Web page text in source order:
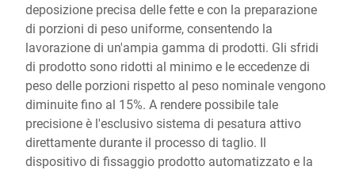
deposizione precisa delle fette e con la preparazione
di porzioni di peso uniforme, consentendo la
lavorazione di un'ampia gamma di prodotti. Gli sfridi
di prodotto sono ridotti al minimo e le eccedenze di
peso delle porzioni rispetto al peso nominale vengono
diminuite fino al 15%. A rendere possibile tale
precisione è l'esclusivo sistema di pesatura attivo
direttamente durante il processo di taglio. Il
dispositivo di fissaggio prodotto automatizzato e la